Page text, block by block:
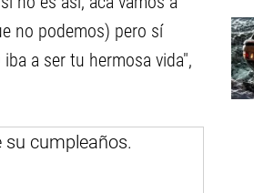
no podemos) pero sí
a ser tu hermosa vida",